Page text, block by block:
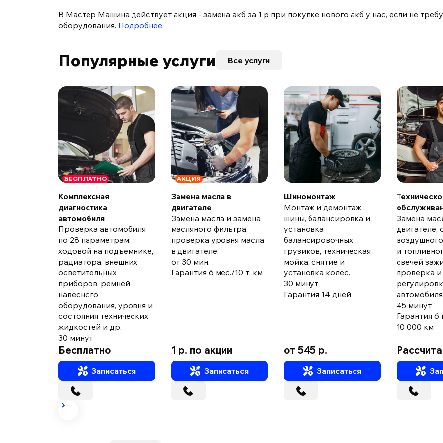
В Мастер Машина действует акция - замена акб за 1 р при покупке нового акб у нас, если не
оборудования. Подробнее.
Популярные услуги Все услуги
БЕСПЛАТНО
Комплексная
диагностика
автомобиля
Проверка автомобиля
по 28 параметрам:
ходовой на подъемнике,
радиатора, внешних
осветительных
приборов, ремней
навесного
оборудования, уровня и
состояния технических
жидкостей и др.
30 минут
Бесплатно
Записаться
АКЦИЯ
Замена масла в
двигателе
Замена масла и замена
масляного фильтра,
проверка уровня масла
в двигателе.
от 30 мин.
Гарантия 6 мес./10 т. км
1 р. по акции
Записаться
Шиномонтаж
Монтаж и демонтаж
шины, балансировка и
установка
балансировочных
грузиков, техническая
мойка, снятие и
установка колес.
30 минут
Гарантия 14 дней
от 545 р.
Записаться
Замена
двигателе,
и
свечей
проверка и
автомобиля.
45 минут
Гарантия 6
10 000 км